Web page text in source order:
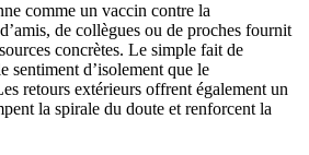
comme un vaccin contre la
de collègues ou de proches fournit
concrètes. Le simple fait de
sentiment d’isolement que le
retours extérieurs offrent également un
la spirale du doute et renforcent la